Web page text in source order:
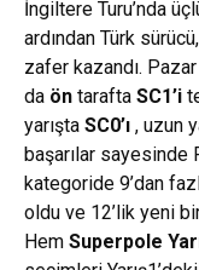
İngiltere Turu’nda
ardından Türk sürücü,
zafer kazandı.
da ön tarafta SC1’i
yarışta SC0’ı , uzun
başarılar sayesinde
kategoride 9’dan
oldu ve 12’lik yeni
Hem Superpole